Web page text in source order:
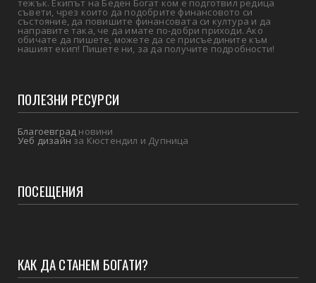
тежък. Екипът на Беден Богат ком е подготвил редица
съвети, чрез които да подобрите финансовото си
състояние, да повишите финансовата си култура и да
направите така, че да имате по-добри приходи. Ако
обичате да пишете, можете да се присъедините към
нашият екип! Пишете ни, за да получите подробности!
ПОЛЕЗНИ РЕСУРСИ
Благоевград новини
Уеб дизайнза Кюстендил и Дупница
ПОСЕЩЕНИЯ
КАК ДА СТАНЕМ БОГАТИ?